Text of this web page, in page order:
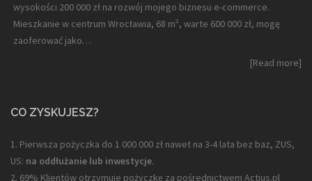
wysokości 200 000 zł na rozwój mojego biznesu e-commerce.
Mieszkanie w centrum Wrocławia, 68 m², warte 600 000 zł, mogę
zaoferować jako…
[Read more]
CO ZYSKUJESZ?
1. Pierwsza pożyczka do 1 000 000 zł nawet na 3-4 lata bez baz, ZUS,
US: na oddłużanie lub inwestycje.
2. 69% Klientów otrzymuje pożyczkę za pośrednictwem Actius.pl